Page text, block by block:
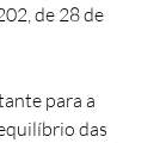
de 28 de
para a
das